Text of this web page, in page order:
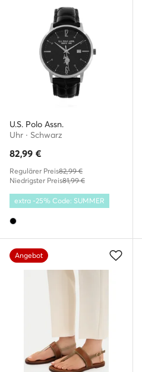
U.S. Polo Assn.
Uhr · Schwarz
82,99 €
Regulärer Preis82,99 €
Niedrigster Preis81,99 €
extra -25% Code: SUMMER
Angebot